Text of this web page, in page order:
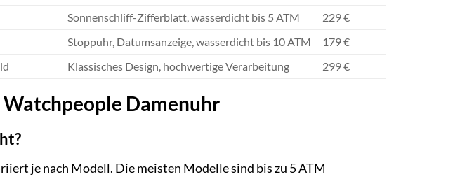
Sonnenschliff-Zifferblatt, wasserdicht bis 5 ATM
229 €
Stoppuhr, Datumsanzeige, wasserdicht bis 10 ATM
179 €
Klassisches Design, hochwertige Verarbeitung 299 €
Watchpeople Damenuhr
je nach Modell. Die meisten Modelle sind bis zu 5 ATM